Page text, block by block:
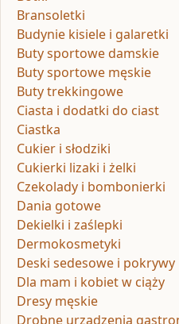
Bransoletki
Budynie kisiele i galaretki
Buty sportowe damskie
Buty sportowe męskie
Buty trekkingowe
Ciasta i dodatki do ciast
Ciastka
Cukier i słodziki
Cukierki lizaki i żelki
Czekolady i bombonierki
Dania gotowe
Dekielki i zaślepki
Dermokosmetyki
Deski sedesowe i pokrywy
Dla mam i kobiet w ciąży
Dresy męskie
Drobne urządzenia